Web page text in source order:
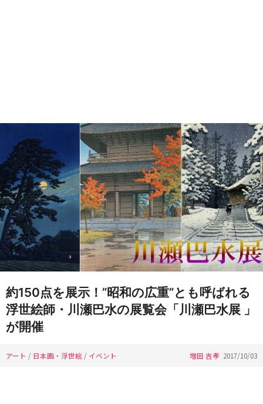
約150点を展示！”昭和の広重”とも呼ばれる
浮世絵師・川瀬巴水の展覧会「川瀬巴水展 」
が開催
アート / 日本画・浮世絵 / イベント 増田 吉孝 2017/10/03